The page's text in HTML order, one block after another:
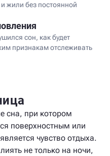
жили без постоянной
сон, как будет
признакам отслеживать
сна, при котором
поверхностным или
чувство отдыха.
не только на ночи,